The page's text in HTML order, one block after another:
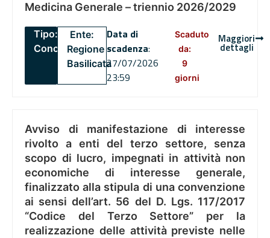
Medicina Generale – triennio 2026/2029
Tipo:
Concorsi
Ente:
Regione
Basilicata
Data di
scadenza:
27/07/2026
23:59
Scaduto
da:
9
giorni
Maggiori
dettagli
Avviso di manifestazione di interesse
rivolto a enti del terzo settore, senza
scopo di lucro, impegnati in attività non
economiche di interesse generale,
finalizzato alla stipula di una convenzione
ai sensi dell’art. 56 del D. Lgs. 117/2017
“Codice del Terzo Settore” per la
realizzazione delle attività previste nelle